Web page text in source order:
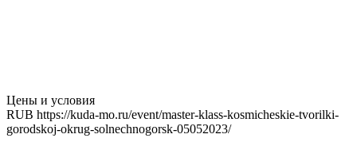
Цены и условия
RUB https://kuda-mo.ru/event/master-klass-kosmicheskie-tvorilki-
gorodskoj-okrug-solnechnogorsk-05052023/